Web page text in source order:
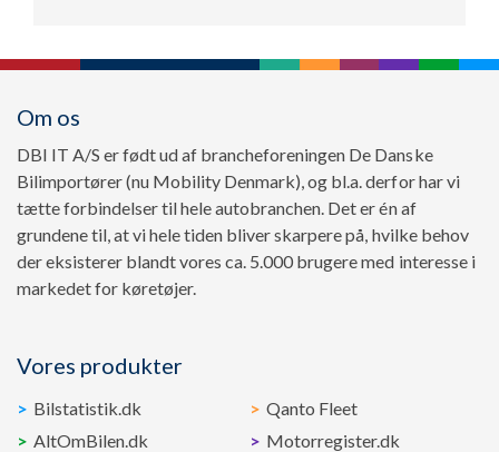
Om os
DBI IT A/S er født ud af brancheforeningen De Danske
Bilimportører (nu Mobility Denmark), og bl.a. derfor har vi
tætte forbindelser til hele autobranchen. Det er én af
grundene til, at vi hele tiden bliver skarpere på, hvilke behov
der eksisterer blandt vores ca. 5.000 brugere med interesse i
markedet for køretøjer.
Vores produkter
Bilstatistik.dk
Qanto Fleet
AltOmBilen.dk
Motorregister.dk